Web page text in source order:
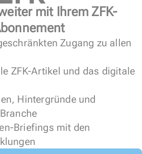
mit Ihrem ZFK-
Zugang zu allen
ZFK-Artikel und das digitale
Hintergründe und
Briefings mit den